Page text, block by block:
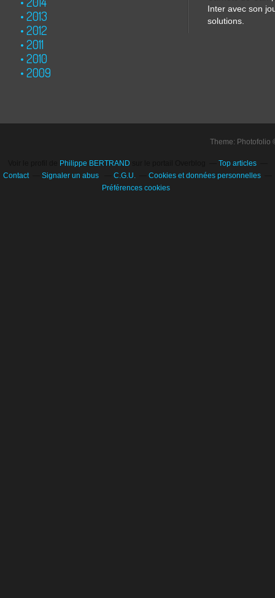
2013
2012
2011
2010
2009
Inter avec son
solutions.
Theme:
Philippe BERTRAND
Top articles
Contact
Signaler un abus C.G.U.
Cookies et données personnelles
Préférences cookies